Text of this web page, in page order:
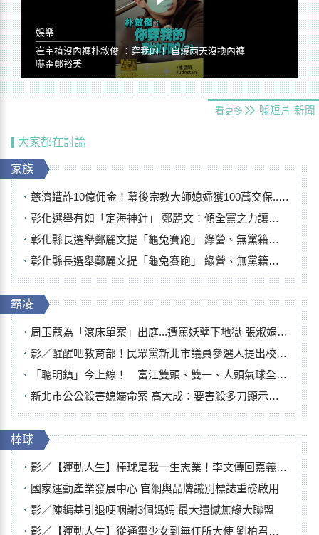
娛樂
崔宇植沒內褲朴敘俊 ：穿我的！ 自爆兩天沒換內褲
嚇歪鄭裕美
看更多 噓短片 新聞
大家都在討論
家族
慈濟遭詐10億佣金！幕後宗教大師媳婦獲100萬交保...快步奔離不發一語
彰化選舉有如「定海神針」 鄭麗文：傾全黨之力讓彰化贏
彰化縣長選舉鄭麗文提「龜兔賽跑」 綠營、無黨籍忙否認是烏龜
彰化縣長選舉鄭麗文提「龜兔賽跑」 綠營、無黨籍忙否認是烏龜
霸凌
周玉蔻為「滾床單案」出庭...遭罵妖孽下地獄 張淑娟批：舌頭殺人有罪
影／醒醒吧教育部！民眾黨新北市議員參選人提出校園反毒防線升級政見
「聰明鎮」今上線！ 富江雙頭、雙一、人頭氣球全登場
新北市公公殺害媳婦命案 高大成：要害殺多刀顯示怨恨深
棒球
影／【運動人生】棒球是我一生志業！李文傳回嘉義扎根點亮KANO精神
國家運動產業發展中心 官網與品牌識別標誌重磅啟用
影／陳鏞基引退哽咽謝3個媽媽 最大遺憾無緣大聯盟
影／【運動人生】從通靈少女到無任所大使 劉柏君女裁判人生國際發光